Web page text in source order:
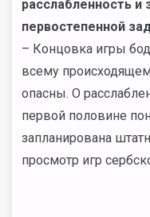
расслабленность
первостепенной
– Концовка игры
всему
опасны. О
первой половине
запланирована
просмотр игр